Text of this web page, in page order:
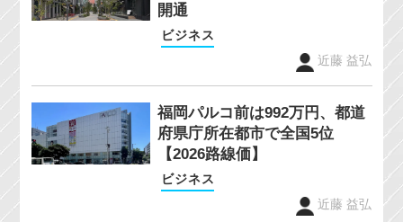
開通
ビジネス
近藤 益弘
福岡パルコ前は992万円、都道
府県庁所在都市で全国5位
【2026路線価】
ビジネス
近藤 益弘